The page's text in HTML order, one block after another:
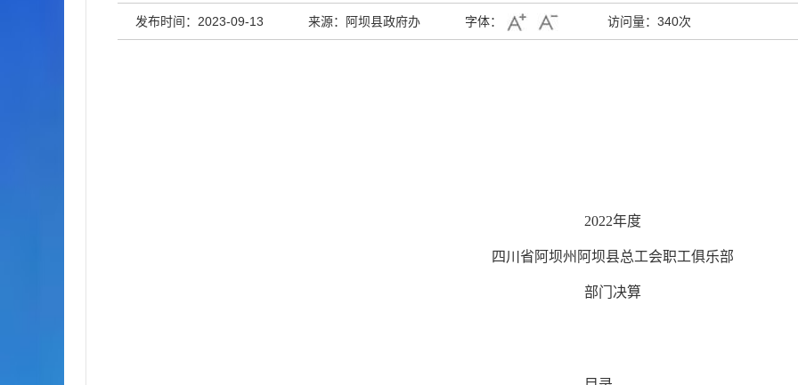
发布时间：2023-09-13 来源：阿坝县政府办 字体： 访问量： 340次
2022年度
四川省 阿坝州阿坝县总工会职工俱乐部
部门决算